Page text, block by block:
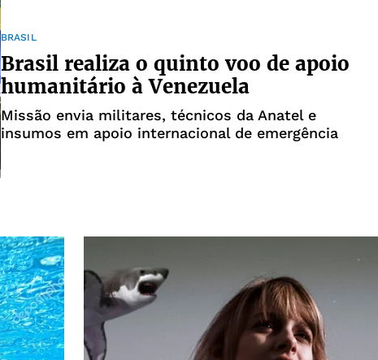
BRASIL
Brasil realiza o quinto voo de apoio
humanitário à Venezuela
Missão envia militares, técnicos da Anatel e
insumos em apoio internacional de emergência